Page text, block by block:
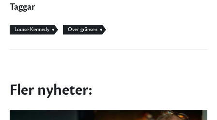
Taggar
Louise Kennedy Över gränsen
Fler nyheter: